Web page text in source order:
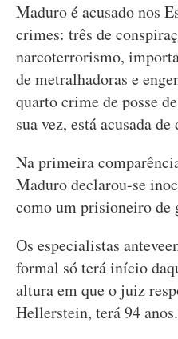
Maduro é acusado nos
crimes: três de
narcoterrorismo,
de metralhadoras e
quarto crime de posse
sua vez, está acusada
Na primeira
Maduro declarou-se
como um prisioneiro de
Os especialistas
formal só terá início
altura em que o juiz
Hellerstein, terá 94 anos.